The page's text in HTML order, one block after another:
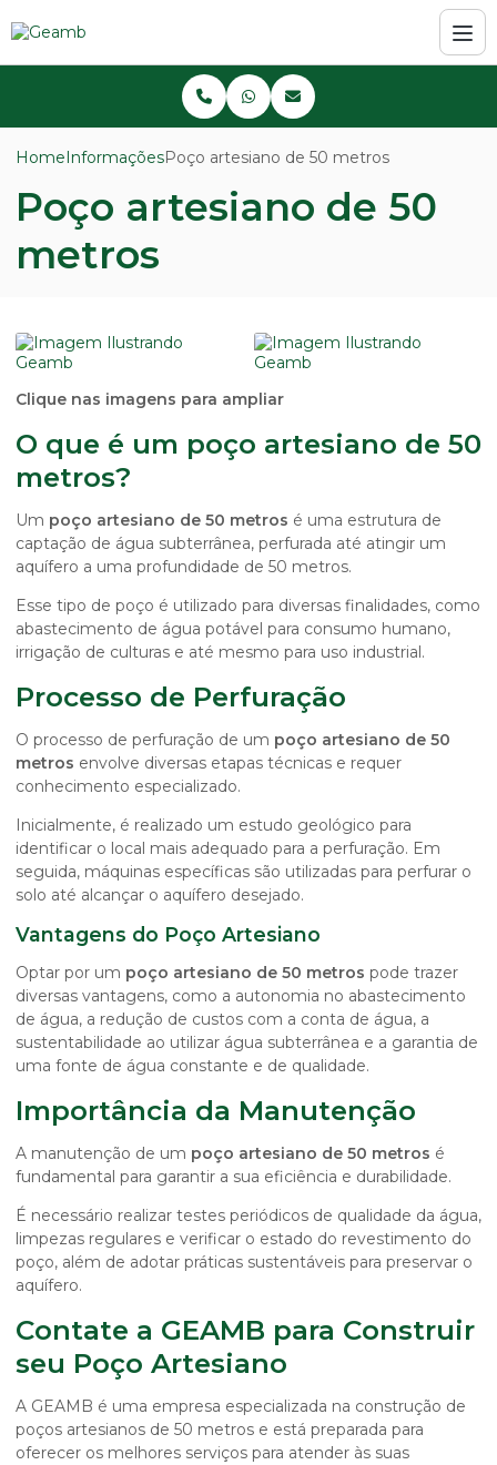
HomeInformaçõesPoço artesiano de 50 metros
Poço artesiano de 50
metros
Clique nas imagens para ampliar
O que é um poço artesiano de 50
metros?
Um poço artesiano de 50 metros é uma estrutura de
captação de água subterrânea, perfurada até atingir um
aquífero a uma profundidade de 50 metros.
Esse tipo de poço é utilizado para diversas finalidades, como
abastecimento de água potável para consumo humano,
irrigação de culturas e até mesmo para uso industrial.
Processo de Perfuração
O processo de perfuração de um poço artesiano de 50
metros envolve diversas etapas técnicas e requer
conhecimento especializado.
Inicialmente, é realizado um estudo geológico para
identificar o local mais adequado para a perfuração. Em
seguida, máquinas específicas são utilizadas para perfurar o
solo até alcançar o aquífero desejado.
Vantagens do Poço Artesiano
Optar por um poço artesiano de 50 metros pode trazer
diversas vantagens, como a autonomia no abastecimento
de água, a redução de custos com a conta de água, a
sustentabilidade ao utilizar água subterrânea e a garantia de
uma fonte de água constante e de qualidade.
Importância da Manutenção
A manutenção de um poço artesiano de 50 metros é
fundamental para garantir a sua eficiência e durabilidade.
É necessário realizar testes periódicos de qualidade da água,
limpezas regulares e verificar o estado do revestimento do
poço, além de adotar práticas sustentáveis para preservar o
aquífero.
Contate a GEAMB para Construir
seu Poço Artesiano
A GEAMB é uma empresa especializada na construção de
poços artesianos de 50 metros e está preparada para
oferecer os melhores serviços para atender às suas